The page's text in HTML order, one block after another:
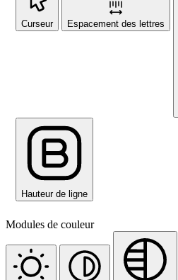
Curseur Espacement des lettres
Hauteur de ligne
Modules de couleur